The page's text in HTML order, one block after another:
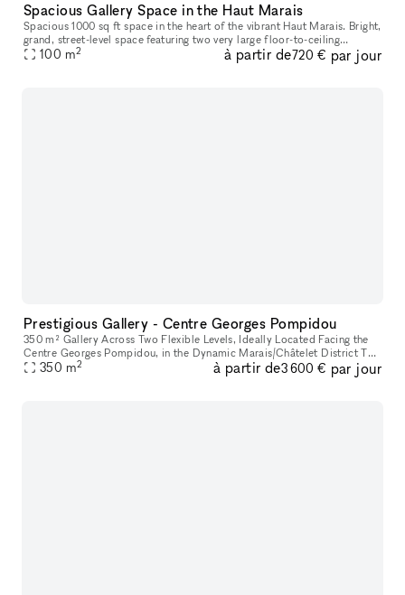
Spacious Gallery Space in the Haut Marais
Spacious 1000 sq ft space in the heart of the vibrant Haut Marais. Bright,
grand, street-level space featuring two very large floor-to-ceiling
windows that open directly onto the street, offering str
100 m2 à partir de720 € par jour
Prestigious Gallery - Centre Georges Pompidou
350 m² Gallery Across Two Flexible Levels, Ideally Located Facing the
Centre Georges Pompidou, in the Dynamic Marais/Châtelet District This
exceptional space offers a modern, versatile environment,
350 m2 à partir de3 600 € par jour